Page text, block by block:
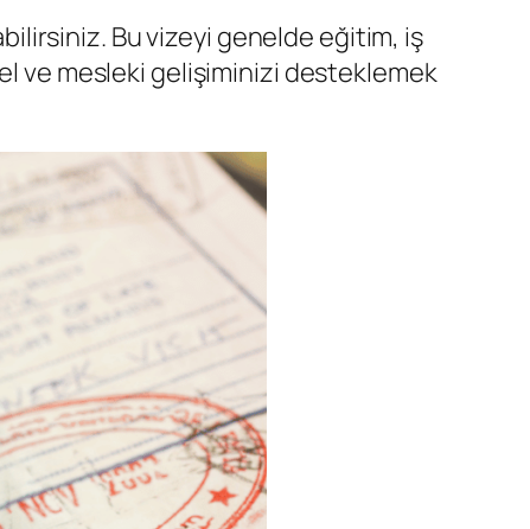
Bu vizeyi genelde eğitim, iş
ve mesleki gelişiminizi desteklemek